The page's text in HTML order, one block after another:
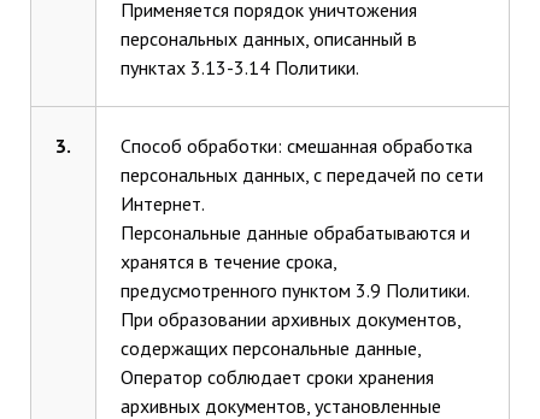
Применяется порядок уничтожения
персональных данных, описанный в
пунктах 3.13-3.14 Политики.
3.
Способ обработки: смешанная обработка
персональных данных, с передачей по сети
Интернет.
Персональные данные обрабатываются и
хранятся в течение срока,
предусмотренного пунктом 3.9 Политики.
При образовании архивных документов,
содержащих персональные данные,
Оператор соблюдает сроки хранения
архивных документов, установленные